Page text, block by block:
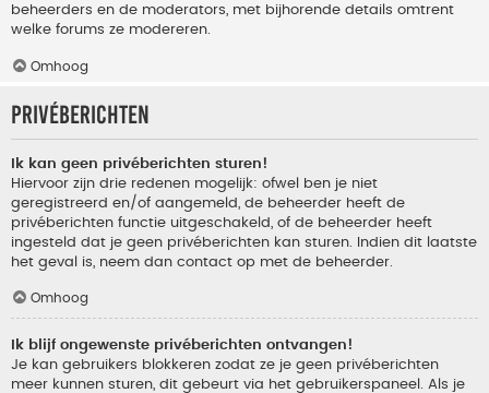
beheerders en de moderators, met bijhorende details omtrent
welke forums ze modereren.
Omhoog
Privéberichten
Ik kan geen privéberichten sturen!
Hiervoor zijn drie redenen mogelijk: ofwel ben je niet
geregistreerd en/of aangemeld, de beheerder heeft de
privéberichten functie uitgeschakeld, of de beheerder heeft
ingesteld dat je geen privéberichten kan sturen. Indien dit laatste
het geval is, neem dan contact op met de beheerder.
Omhoog
Ik blijf ongewenste privéberichten ontvangen!
Je kan gebruikers blokkeren zodat ze je geen privéberichten
meer kunnen sturen, dit gebeurt via het gebruikerspaneel. Als je